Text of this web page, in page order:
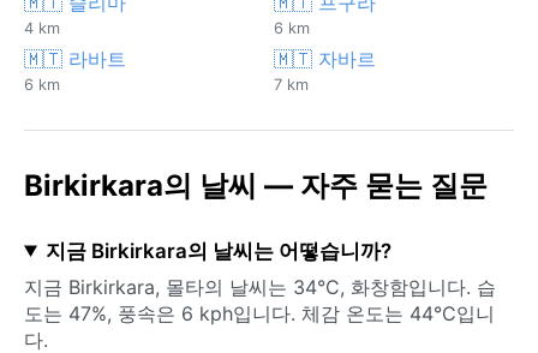
4 km 6 km
🇲🇹 라바트
6 km
🇲🇹 자바르
7 km
Birkirkara의 날씨 — 자주 묻는 질문
지금 Birkirkara의 날씨는 어떻습니까?
지금 Birkirkara, 몰타의 날씨는 34°C, 화창함입니다. 습
도는 47%, 풍속은 6 kph입니다. 체감 온도는 44°C입니
다.